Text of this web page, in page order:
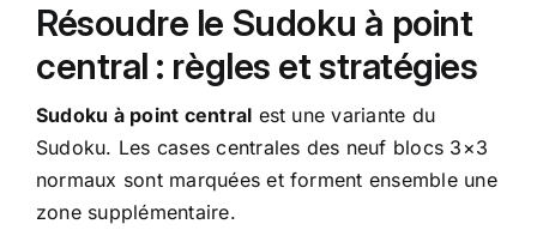
Résoudre le Sudoku à point
central : règles et stratégies
Sudoku à point central est une variante du
Sudoku. Les cases centrales des neuf blocs 3×3
normaux sont marquées et forment ensemble une
zone supplémentaire.